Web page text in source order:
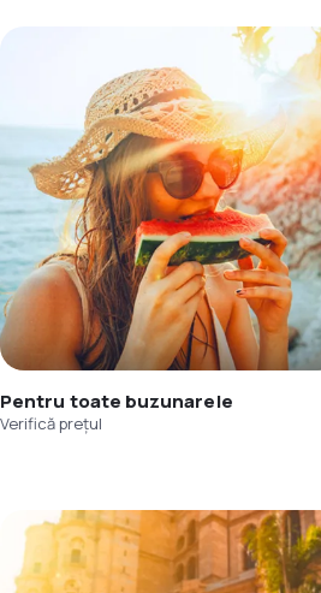
Pentru toate buzunarele
Verifică prețul